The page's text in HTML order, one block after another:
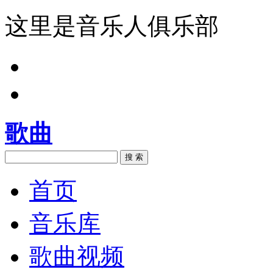
这里是音乐人俱乐部
歌曲
搜 索
首页
音乐库
歌曲视频